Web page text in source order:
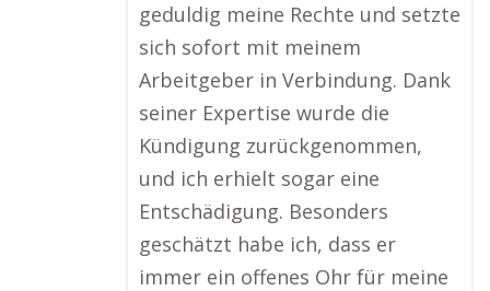
geduldig meine Rechte und setzte
sich sofort mit meinem
Arbeitgeber in Verbindung. Dank
seiner Expertise wurde die
Kündigung zurückgenommen,
und ich erhielt sogar eine
Entschädigung. Besonders
geschätzt habe ich, dass er
immer ein offenes Ohr für meine